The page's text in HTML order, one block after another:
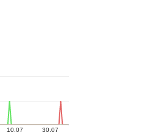
10.07 30.07